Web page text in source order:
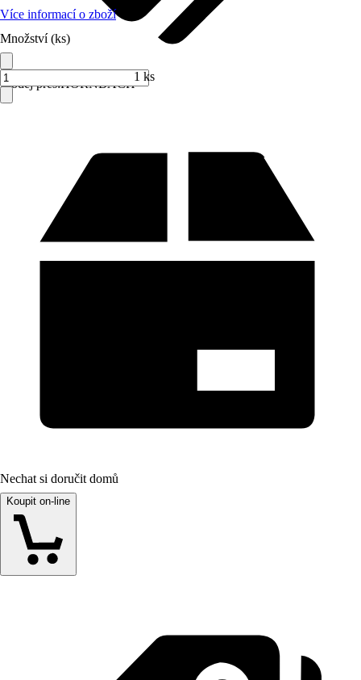
Prodej přes:HORNBACH
Více informací o zboží
Množství (ks)
1 ks
Nechat si doručit domů
Koupit on-line